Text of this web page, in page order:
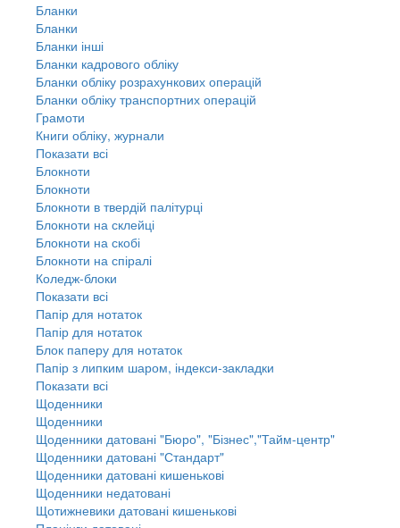
Бланки
Бланки
Бланки інші
Бланки кадрового обліку
Бланки обліку розрахункових операцій
Бланки обліку транспортних операцій
Грамоти
Книги обліку, журнали
Показати всі
Блокноти
Блокноти
Блокноти в твердій палітурці
Блокноти на склейці
Блокноти на скобі
Блокноти на спіралі
Коледж-блоки
Показати всі
Папір для нотаток
Папір для нотаток
Блок паперу для нотаток
Папір з липким шаром, індекси-закладки
Показати всі
Щоденники
Щоденники
Щоденники датовані "Бюро", "Бізнес","Тайм-центр"
Щоденники датовані "Стандарт"
Щоденники датовані кишенькові
Щоденники недатовані
Щотижневики датовані кишенькові